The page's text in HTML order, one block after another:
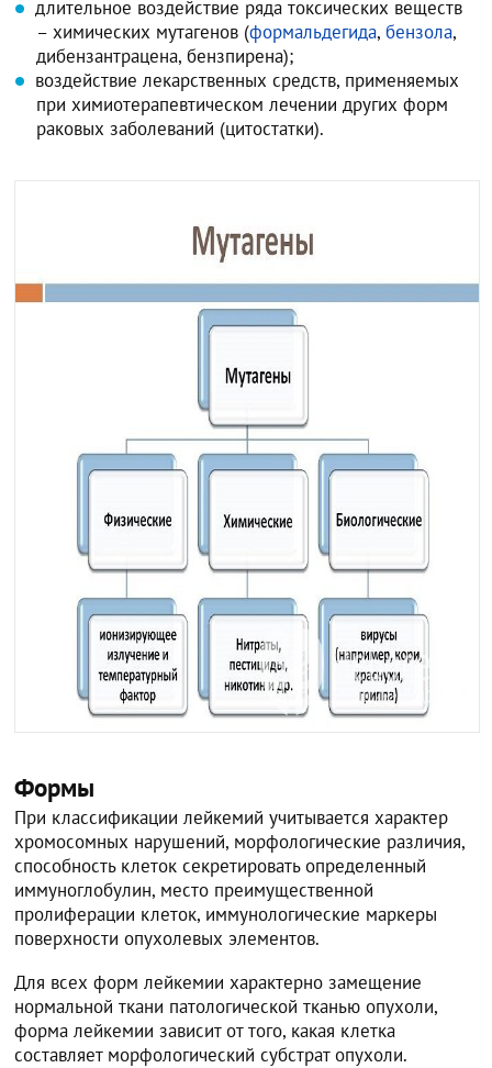
длительное воздействие ряда токсических веществ
– химических мутагенов (формальдегида,бензола,
дибензантрацена, бензпирена);
воздействие лекарственных средств, применяемых
при химиотерапевтическом лечении других форм
раковых заболеваний (цитостатки).
Формы
При классификации лейкемий учитывается характер
хромосомных нарушений, морфологические различия,
способность клеток секретировать определенный
иммуноглобулин, место преимущественной
пролиферации клеток, иммунологические маркеры
поверхности опухолевых элементов.
Для всех форм лейкемии характерно замещение
нормальной ткани патологической тканью опухоли,
форма лейкемии зависит от того, какая клетка
составляет морфологический субстрат опухоли.